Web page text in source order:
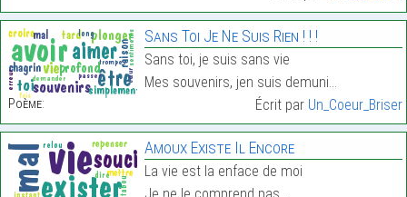
Poème:
Sans Toi Je Ne Suis Rien ! ! !
Sans toi, je suis sans vie
Mes souvenirs, jen suis demuni…
Écrit par Un_Coeur_Briser
Amoux Existe Il Encore
La vie est la enface de moi